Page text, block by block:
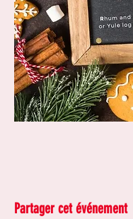
Partager cet événement